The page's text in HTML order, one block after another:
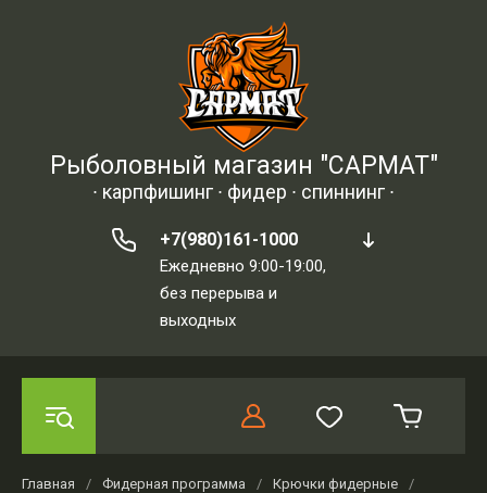
Рыболовный магазин "САРМАТ"
∙ карпфишинг ∙ фидер ∙ спиннинг ∙
+7(980)161-1000
Ежедневно 9:00-19:00,
без перерыва и
выходных
Главная / Фидерная программа / Крючки фидерные
/